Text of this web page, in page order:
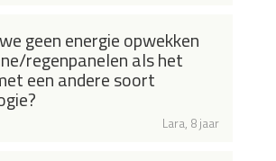
geen energie opwekken
regenpanelen als het
een andere soort
Lara, 8 jaar